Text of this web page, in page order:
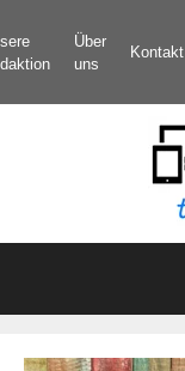
Inhalt
springen
Über
uns
Kontakt